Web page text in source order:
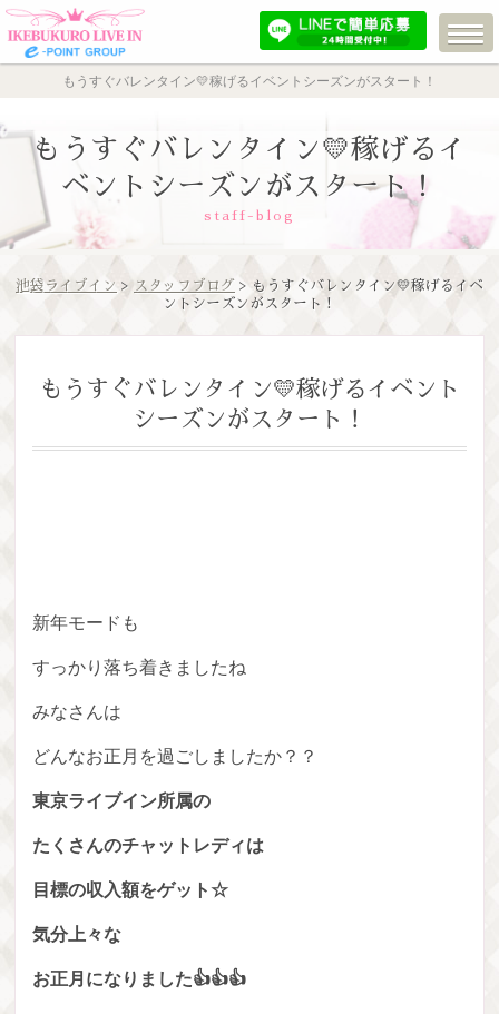
もうすぐバレンタイン💛稼げるイベントシーズンがスタート！
もうすぐバレンタイン💛稼げるイ
ベントシーズンがスタート！
staff-blog
池袋ライブイン > スタッフブログ > もうすぐバレンタイン💛稼げるイベ
ントシーズンがスタート！
もうすぐバレンタイン💛稼げるイベント
シーズンがスタート！
新年モードも
すっかり落ち着きましたね
みなさんは
どんなお正月を過ごしましたか？？
東京ライブイン所属の
たくさんのチャットレディは
目標の収入額をゲット☆
気分上々な
お正月になりました👍👍👍